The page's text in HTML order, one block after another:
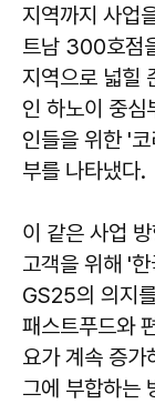
지역까지 사업
트남 300호점
지역으로 넓힐
인 하노이 중
인들을 위한 '
부를 나타냈다.
이 같은 사업
고객을 위해 '
GS25의 의지
패스트푸드와
요가 계속 증가
그에 부합하는